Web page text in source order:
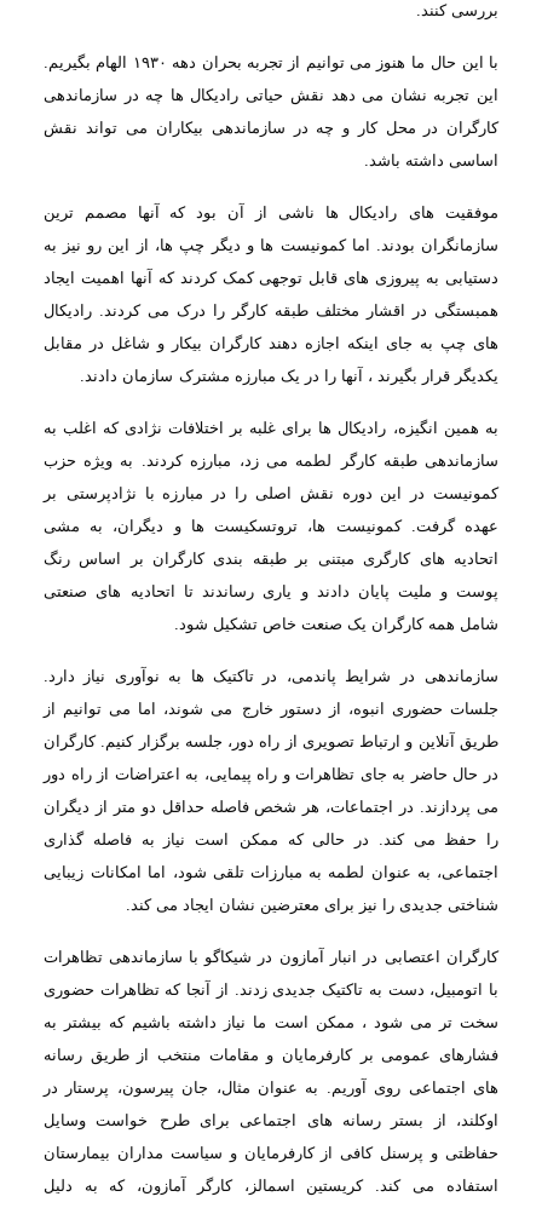
بررسی کنند.
با این حال ما هنوز می توانیم از تجربه بحران دهه۱۹۳۰الهام بگیریم.
این تجربه نشان می دهد نقش حیاتی رادیکال ها چه در سازماندهی
کارگران در محل کار و چه در سازماندهی بیکاران می
تواند نقش
اساسی داشته باشد.
موفقیت های
رادیکال ها ناشی از آن بود که آنها مصمم ترین
سازمانگران بودند. اما کمونیست ها و دیگر چپ ها، از این رو نیز به
دستیابی به پیروزی های قابل توجهی کمک کردند که آنها اهمیت ایجاد
همبستگی در اقشار مختلف طبقه کارگر را درک می کردند. رادیکال
های چپ به جای اینکه اجازه دهند کارگران بیکار و شاغل در مقابل
یکدیگر قرار بگیرند ، آنها را در یک مبارزه مشترک سازمان دادند
به همین انگیزه،
رادیکال ها برای غلبه بر اختلافات نژادی که اغلب به
سازماندهی طبقه کارگر لطمه می زد،
مبارزه کردند. به ویژه حزب
کمونیست در این دوره نقش اصلی را در مبارزه با نژادپرستی بر
عهده گرفت. کمونیست ها، تروتسکیست ها و دیگران، به مشی
اتحادیه های کارگری مبتنی بر طبقه بندی كارگران بر اساس رنگ
پوست و ملیت پایان دادند و یاری رساندند تا اتحادیه های صنعتی
شامل همه كارگران یک صنعت خاص تشکیل شود.
سازماندهی در شرایط پاندمی، در تاکتیک ها به نوآوری نیاز دارد.
جلسات حضوری انبوه، از دستور خارج می شوند، اما می توانیم از
طریق آنلاین و ارتباط تصویری از راه دور، جلسه برگزار کنیم.کارگران
در حال حاضر به جای تظاهرات و راه پیمایی، به اعتراضات از راه دور
می پردازند . در اجتماعات، هر شخص فاصله حداقل دو متر از دیگران
را حفظ می کند. در حالی که ممکن است نیاز به فاصله گذاری
اجتماعی، به عنوان لطمه به مبارزات تلقی شود، اما امکانات زیبایی
شناختی جدیدی را نیز برای معترضین نشان ایجاد می کند .
کارگران اعتصابی در انبار آمازون در شیکاگو با سازماندهی تظاهرات
با اتومبیل، دست به تاکتیک جدیدی زدند.از آنجا که تظاهرات حضوری
سخت تر می شود ، ممکن است ما نیاز داشته باشیم که بیشتر به
فشارهای عمومی بر کارفرمایان و مقامات منتخب از طریق رسانه
های اجتماعی روی آوریم. به عنوان مثال، جان پیرسون، پرستار در
اوكلند، از بستر رسانه های اجتماعی برای طرح
خواست وسایل
حفاظتی و پرسنل كافی از كارفرمایان و سیاست مداران بیمارستان
استفاده می
كند. کریستین اسمالز، کارگر آمازون، که به دلیل